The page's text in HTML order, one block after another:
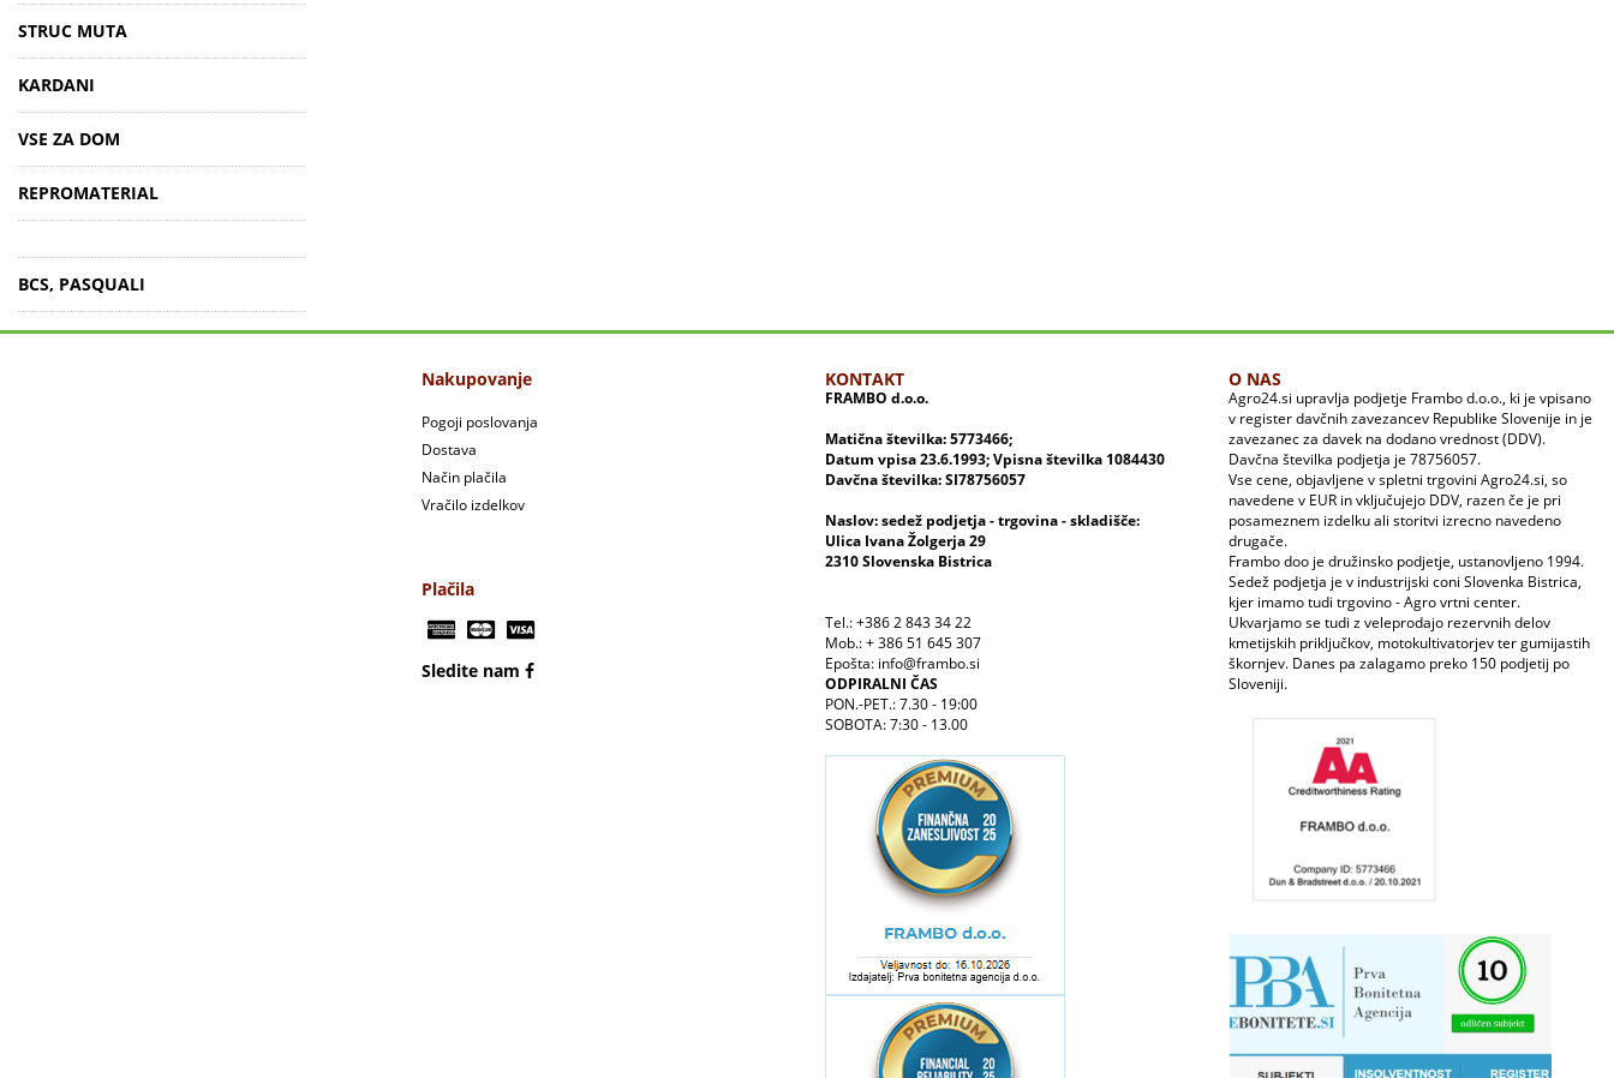
STRUC MUTA
KARDANI
VSE ZA DOM
REPROMATERIAL
BCS, PASQUALI
Nakupovanje
Pogoji poslovanja
Dostava
Način plačila
Vračilo izdelkov
Plačila
Sledite nam
KONTAKT
FRAMBO d.o.o.
Matična številka: 5773466;
Datum vpisa 23.6.1993; Vpisna številka 1084430
Davčna številka: SI78756057
Naslov: sedež podjetja - trgovina - skladišče:
Ulica Ivana Žolgerja 29
2310 Slovenska Bistrica
Tel.: +386 2 843 34 22
Mob.: + 386 51 645 307
Epošta: info@frambo.si
ODPIRALNI ČAS
PON.-PET.: 7.30 - 19:00
SOBOTA: 7:30 - 13.00
O NAS
Agro24.si upravlja podjetje Frambo d.o.o., ki je vpisano
v register davčnih zavezancev Republike Slovenije in je
zavezanec za davek na dodano vrednost (DDV).
Davčna številka podjetja je 78756057.
Vse cene, objavljene v spletni trgovini Agro24.si, so
navedene v EUR in vključujejo DDV, razen če je pri
posameznem izdelku ali storitvi izrecno navedeno
drugače.
Frambo doo je družinsko podjetje, ustanovljeno 1994.
Sedež podjetja je v industrijski coni Slovenka Bistrica,
kjer imamo tudi trgovino - Agro vrtni center.
Ukvarjamo se tudi z veleprodajo rezervnih delov
kmetijskih priključkov, motokultivatorjev ter gumijastih
škornjev. Danes pa zalagamo preko 150 podjetij po
Sloveniji.